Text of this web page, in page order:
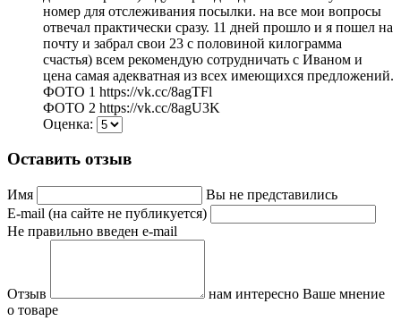
номер для отслеживания посылки. на все мои вопросы
отвечал практически сразу. 11 дней прошло и я пошел на
почту и забрал свои 23 с половиной килограмма
счастья) всем рекомендую сотрудничать с Иваном и
цена самая адекватная из всех имеющихся предложений.
ФОТО 1 https://vk.cc/8agTFl
ФОТО 2 https://vk.cc/8agU3K
Оценка:
Оставить отзыв
Имя
Вы не представились
E-mail (на сайте не публикуется)
Не правильно введен e-mail
Отзыв
нам интересно Ваше мнение
о товаре